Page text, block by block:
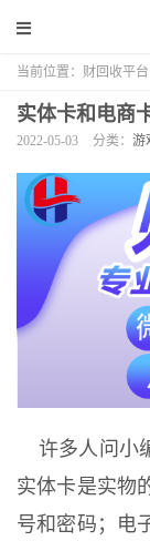
当前位置： 财回收平台
实体卡和电商
2022-05-03 分类： 游
许多人问小
实体卡是实物
号和密码；电